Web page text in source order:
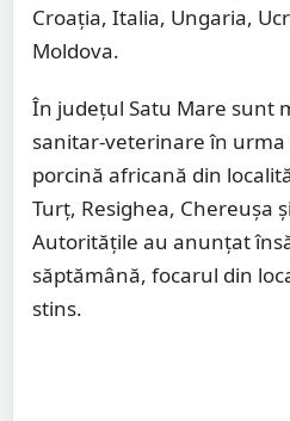
Croația, Italia, Ungaria,
Moldova.
În județul Satu Mare sunt
sanitar-veterinare în urma
porcină africană din
Turț, Resighea, Chereușa
Autoritățile au anunțat
săptămână, focarul din
stins.